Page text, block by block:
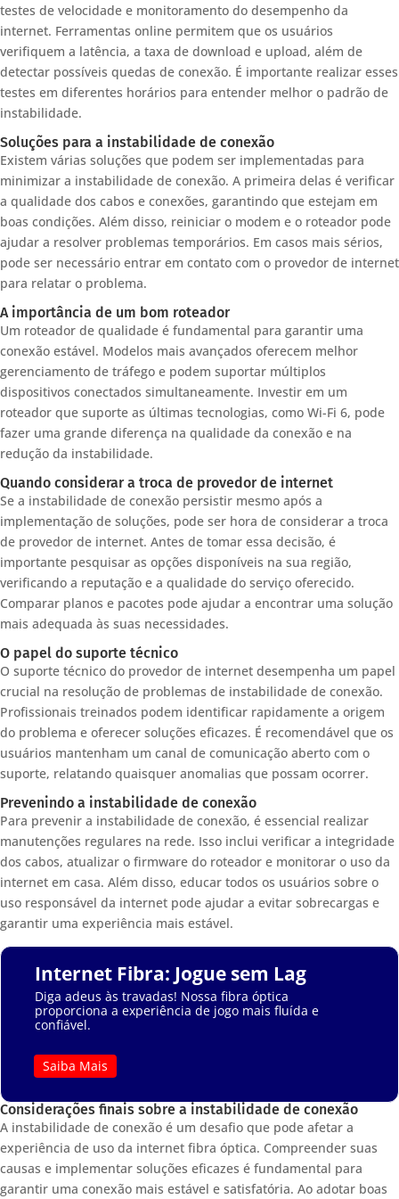
testes de velocidade e monitoramento do desempenho da
internet. Ferramentas online permitem que os usuários
verifiquem a latência, a taxa de download e upload, além de
detectar possíveis quedas de conexão. É importante realizar esses
testes em diferentes horários para entender melhor o padrão de
instabilidade.
Soluções para a instabilidade de conexão
Existem várias soluções que podem ser implementadas para
minimizar a instabilidade de conexão. A primeira delas é verificar
a qualidade dos cabos e conexões, garantindo que estejam em
boas condições. Além disso, reiniciar o modem e o roteador pode
ajudar a resolver problemas temporários. Em casos mais sérios,
pode ser necessário entrar em contato com o provedor de internet
para relatar o problema.
A importância de um bom roteador
Um roteador de qualidade é fundamental para garantir uma
conexão estável. Modelos mais avançados oferecem melhor
gerenciamento de tráfego e podem suportar múltiplos
dispositivos conectados simultaneamente. Investir em um
roteador que suporte as últimas tecnologias, como Wi-Fi 6, pode
fazer uma grande diferença na qualidade da conexão e na
redução da instabilidade.
Quando considerar a troca de provedor de internet
Se a instabilidade de conexão persistir mesmo após a
implementação de soluções, pode ser hora de considerar a troca
de provedor de internet. Antes de tomar essa decisão, é
importante pesquisar as opções disponíveis na sua região,
verificando a reputação e a qualidade do serviço oferecido.
Comparar planos e pacotes pode ajudar a encontrar uma solução
mais adequada às suas necessidades.
O papel do suporte técnico
O suporte técnico do provedor de internet desempenha um papel
crucial na resolução de problemas de instabilidade de conexão.
Profissionais treinados podem identificar rapidamente a origem
do problema e oferecer soluções eficazes. É recomendável que os
usuários mantenham um canal de comunicação aberto com o
suporte, relatando quaisquer anomalias que possam ocorrer.
Prevenindo a instabilidade de conexão
Para prevenir a instabilidade de conexão, é essencial realizar
manutenções regulares na rede. Isso inclui verificar a integridade
dos cabos, atualizar o firmware do roteador e monitorar o uso da
internet em casa. Além disso, educar todos os usuários sobre o
uso responsável da internet pode ajudar a evitar sobrecargas e
garantir uma experiência mais estável.
Internet Fibra: Jogue sem Lag
Diga adeus às travadas! Nossa fibra óptica
proporciona a experiência de jogo mais fluída e
confiável.
Saiba Mais
Considerações finais sobre a instabilidade de conexão
A instabilidade de conexão é um desafio que pode afetar a
experiência de uso da internet fibra óptica. Compreender suas
causas e implementar soluções eficazes é fundamental para
garantir uma conexão mais estável e satisfatória. Ao adotar boas